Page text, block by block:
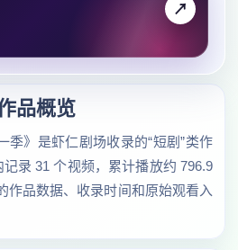
↗
品概览
季》是虾仁剧场收录的“短剧”类作
录 31 个视频，累计播放约 796.9
作品数据、收录时间和原始观看入